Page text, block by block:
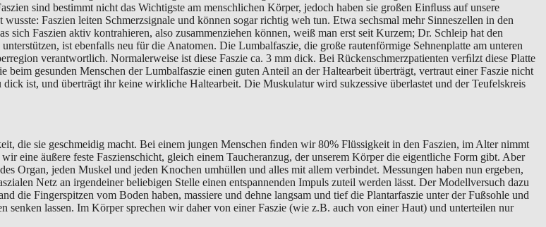
sind bestimmt nicht das Wichtigste am menschlichen Körper, jedoch haben sie großen Einﬂuss auf unsere
Faszien leiten Schmerzsignale und können sogar richtig weh tun. Etwa sechsmal mehr Sinneszellen in den
sich Faszien aktiv kontrahieren, also zusammenziehen können, weiß man erst seit Kurzem; Dr. Schleip hat den
ist ebenfalls neu für die Anatomen. Die Lumbalfaszie, die große rautenförmige Sehnenplatte am unteren
verantwortlich. Normalerweise ist diese Faszie ca. 3 mm dick. Bei Rückenschmerzpatienten verﬁlzt diese Platte
gesunden Menschen der Lumbalfaszie einen guten Anteil an der Haltearbeit überträgt, vertraut einer Faszie nicht
ist, und überträgt ihr keine wirkliche Haltearbeit. Die Muskulatur wird sukzessive überlastet und der Teufelskreis
die sie geschmeidig macht. Bei einem jungen Menschen ﬁnden wir 80% Flüssigkeit in den Faszien, im Alter nimmt
eine äußere feste Faszienschicht, gleich einem Taucheranzug, der unserem Körper die eigentliche Form gibt. Aber
Organ, jeden Muskel und jeden Knochen umhüllen und alles mit allem verbindet. Messungen haben nun ergeben,
Netz an irgendeiner beliebigen Stelle einen entspannenden Impuls zuteil werden lässt. Der Modellversuch dazu
die Fingerspitzen vom Boden haben, massiere und dehne langsam und tief die Plantarfaszie unter der Fußsohle und
senken lassen. Im Körper sprechen wir daher von einer Faszie (wie z.B. auch von einer Haut) und unterteilen nur